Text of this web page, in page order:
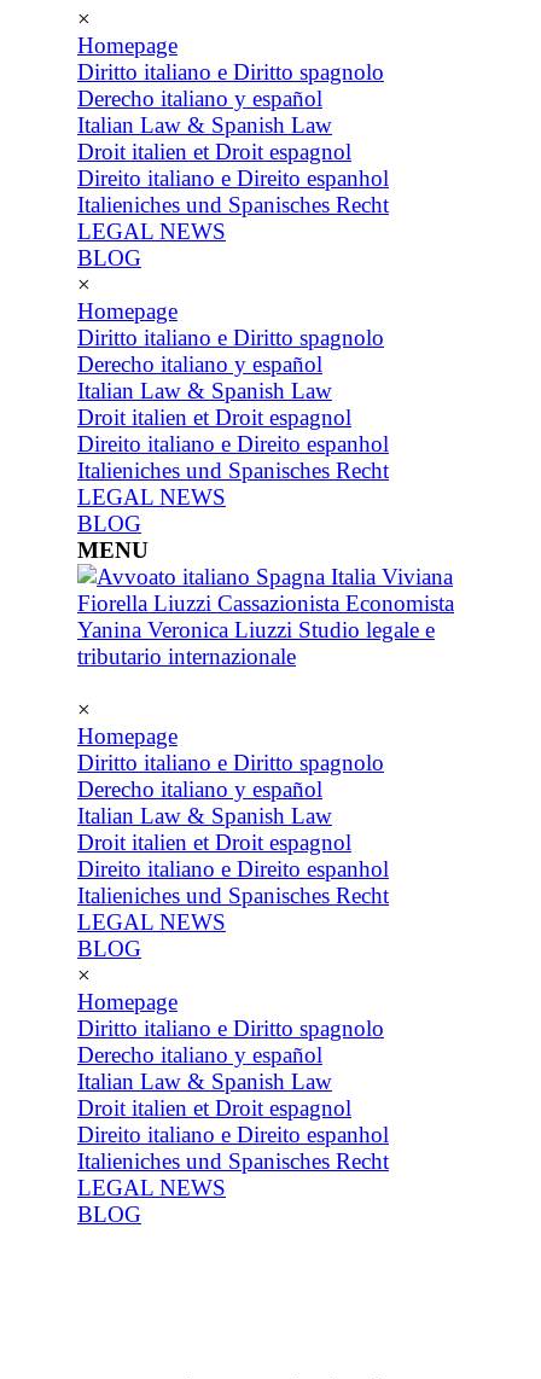
×
Homepage
Diritto italiano e Diritto spagnolo
Derecho italiano y español
Italian Law & Spanish Law
Droit italien et Droit espagnol
Direito italiano e Direito espanhol
Italieniches und Spanisches Recht
LEGAL NEWS
BLOG
×
Homepage
Diritto italiano e Diritto spagnolo
Derecho italiano y español
Italian Law & Spanish Law
Droit italien et Droit espagnol
Direito italiano e Direito espanhol
Italieniches und Spanisches Recht
LEGAL NEWS
BLOG
MENU
×
Homepage
Diritto italiano e Diritto spagnolo
Derecho italiano y español
Italian Law & Spanish Law
Droit italien et Droit espagnol
Direito italiano e Direito espanhol
Italieniches und Spanisches Recht
LEGAL NEWS
BLOG
×
Homepage
Diritto italiano e Diritto spagnolo
Derecho italiano y español
Italian Law & Spanish Law
Droit italien et Droit espagnol
Direito italiano e Direito espanhol
Italieniches und Spanisches Recht
LEGAL NEWS
BLOG